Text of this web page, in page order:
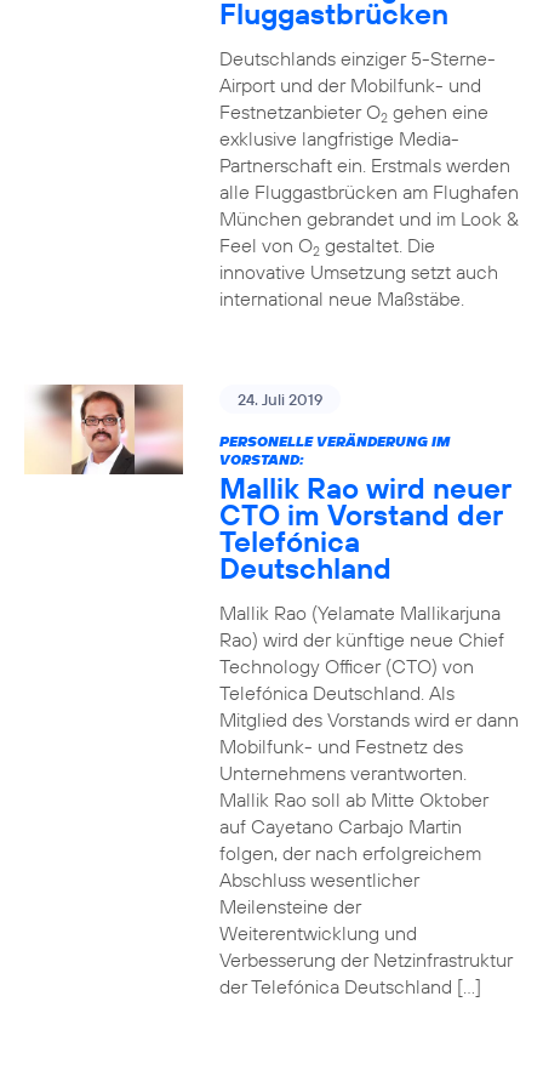
Fluggastbrücken
Deutschlands einziger 5-Sterne-
Airport und der Mobilfunk- und
Festnetzanbieter O2gehen eine
exklusive langfristige Media-
Partnerschaft ein. Erstmals werden
alle Fluggastbrücken am Flughafen
München gebrandet und im Look &
Feel von O2gestaltet. Die
innovative Umsetzung setzt auch
international neue Maßstäbe.
24. Juli 2019
PERSONELLE VERÄNDERUNG IM
VORSTAND:
Mallik Rao wird neuer
CTO im Vorstand der
Telefónica
Deutschland
Mallik Rao (Yelamate Mallikarjuna
Rao) wird der künftige neue Chief
Technology Officer (CTO) von
Telefónica Deutschland. Als
Mitglied des Vorstands wird er dann
Mobilfunk- und Festnetz des
Unternehmens verantworten.
Mallik Rao soll ab Mitte Oktober
auf Cayetano Carbajo Martin
folgen, der nach erfolgreichem
Abschluss wesentlicher
Meilensteine der
Weiterentwicklung und
Verbesserung der Netzinfrastruktur
der Telefónica Deutschland […]